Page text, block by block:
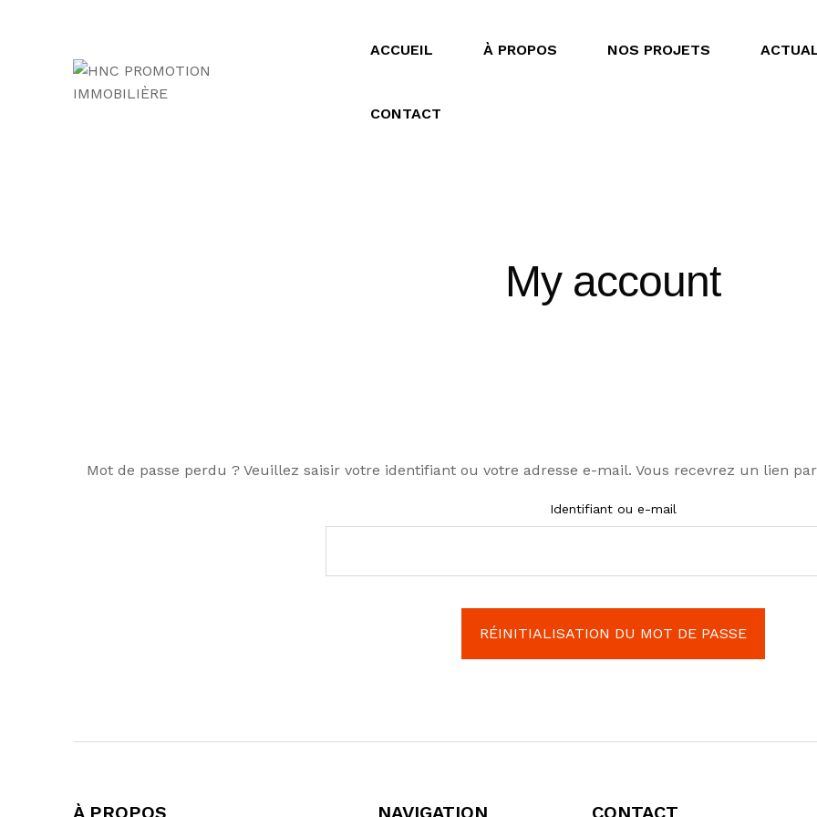
ACCUEIL À PROPOS NOS PROJETS
CONTACT
My account
Mot de passe perdu ? Veuillez saisir votre identifiant ou votre adresse e-mail. Vous recevrez un lien
Identifiant ou e-mail
RÉINITIALISATION DU MOT DE PASSE
À PROPOS NAVIGATION CONTACT